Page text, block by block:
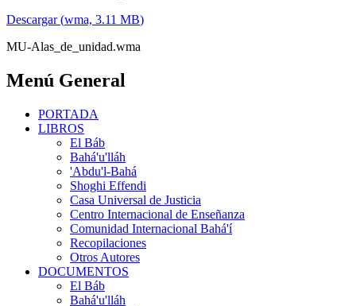
Descargar(wma, 3.11 MB)
MU-Alas_de_unidad.wma
Menú General
PORTADA
LIBROS
El Báb
Bahá'u'lláh
'Abdu'l-Bahá
Shoghi Effendi
Casa Universal de Justicia
Centro Internacional de Enseñanza
Comunidad Internacional Bahá'í
Recopilaciones
Otros Autores
DOCUMENTOS
El Báb
Bahá'u'lláh